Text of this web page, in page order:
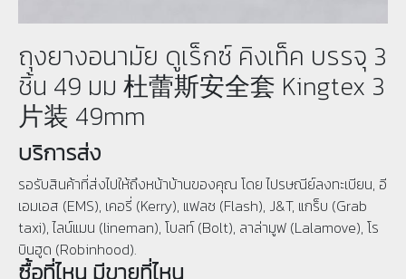
ถุงยางอนามัย ดูเร็กซ์ คิงเท็ค บรรจุ 3
ชิ้น 49 มม 杜蕾斯安全套 Kingtex 3
片装 49mm
บริการส่ง
รอรับสินค้าที่ส่งไปให้ถึงหน้าบ้านของคุณ โดย ไปรษณีย์ลงทะเบียน, อี
เอมเอส (EMS), เคอรี่ (Kerry), แฟลช (Flash), J&T, แกร็บ (Grab
taxi), ไลน์แมน (lineman), โบลท์ (Bolt), ลาล่ามูฟ (Lalamove), โร
บินฮูด (Robinhood).
ซื้อที่ไหน มีขายที่ไหน